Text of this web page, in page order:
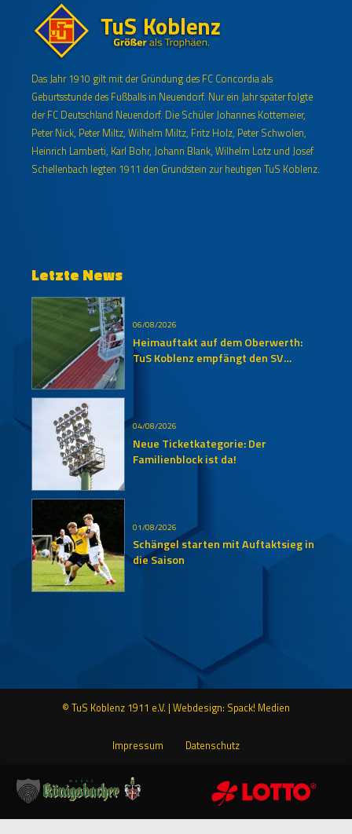
Das Jahr 1910 gilt mit der Gründung des FC Concordia als
Geburtsstunde des Fußballs in Neuendorf. Nur ein Jahr später folgte
der FC Deutschland Neuendorf. Die Schüler Johannes Kottemeier,
Peter Nick, Peter Miltz, Wilhelm Miltz, Fritz Holz, Peter Schwolen,
Heinrich Lamberti, Karl Bohr, Johann Blank, Wilhelm Lotz und Josef
Schellenbach legten 1911 den Grundstein zur heutigen TuS Koblenz.
Letzte News
06/08/2026
Heimauftakt auf dem Oberwerth:
TuS Koblenz empfängt den SV
04/08/2026
Neue Ticketkategorie: Der
Familienblock ist da!
01/08/2026
Schängel starten mit Auftaktsieg in
die Saison
© TuS Koblenz 1911 e.V. | Webdesign: Spack! Medien
Impressum Datenschutz